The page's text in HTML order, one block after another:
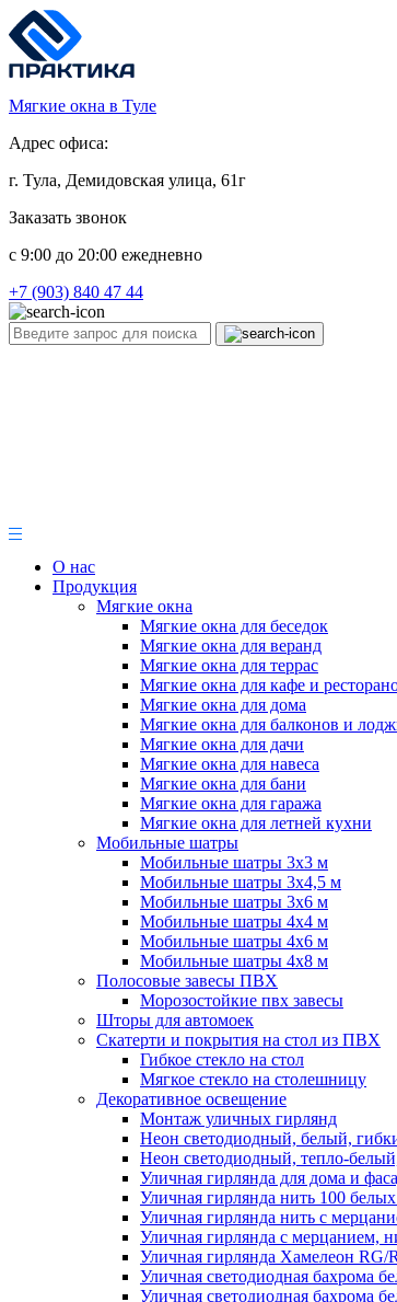
Мягкие окна в Туле
Адрес офиса:
г. Тула, Демидовская улица, 61г
Заказать звонок
c 9:00 до 20:00 ежедневно
+7 (903) 840 47 44
О нас
Продукция
Мягкие окна
Мягкие окна для беседок
Мягкие окна для веранд
Мягкие окна для террас
Мягкие окна для кафе и
Мягкие окна для дома
Мягкие окна для балконов и
Мягкие окна для дачи
Мягкие окна для навеса
Мягкие окна для бани
Мягкие окна для гаража
Мягкие окна для летней кухни
Мобильные шатры
Мобильные шатры 3х3 м
Мобильные шатры 3х4,5 м
Мобильные шатры 3х6 м
Мобильные шатры 4х4 м
Мобильные шатры 4х6 м
Мобильные шатры 4х8 м
Полосовые завесы ПВХ
Морозостойкие пвх завесы
Шторы для автомоек
Скатерти и покрытия на стол из ПВХ
Гибкое стекло на стол
Мягкое стекло на столешницу
Декоративное освещение
Монтаж уличных гирлянд
Неон светодиодный, белый,
Неон светодиодный, тепло-
Уличная гирлянда для дома и
Уличная гирлянда нить 100
Уличная гирлянда нить с
Уличная гирлянда с мерцанием,
Уличная гирлянда Хамелеон RG/
Уличная светодиодная бахрома
Уличная светодиодная бахрома